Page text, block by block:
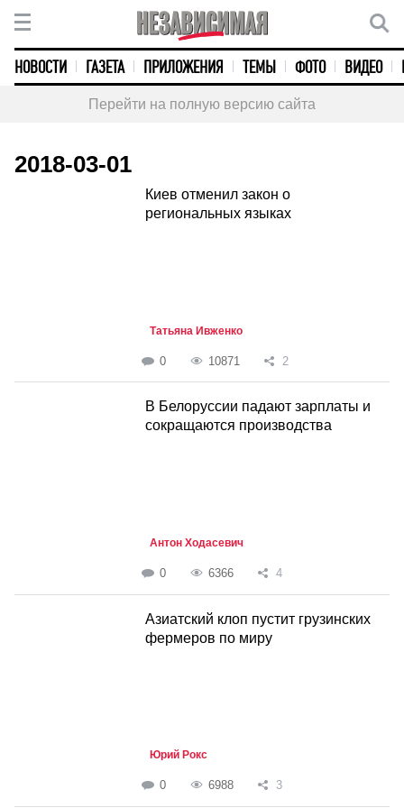
НОВОСТИ ГАЗЕТА ПРИЛОЖЕНИЯ ТЕМЫ ФОТО ВИДЕО
Перейти на полную версию сайта
2018-03-01
Киев отменил закон о
региональных языках
Татьяна Ивженко
0 10871 2
В Белоруссии падают зарплаты и
сокращаются производства
Антон Ходасевич
0 6366 4
Азиатский клоп пустит грузинских
фермеров по миру
Юрий Рокс
0 6988 3